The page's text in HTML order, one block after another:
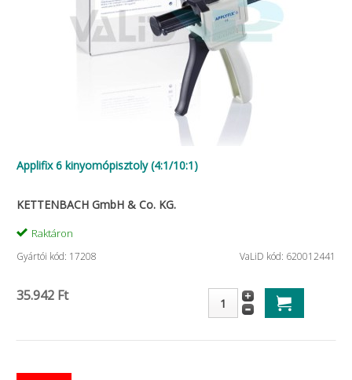
Applifix 6 kinyomópisztoly (4:1/10:1)
KETTENBACH GmbH & Co. KG.
Raktáron
Gyártói kód: 17208 VaLiD kód: 620012441
35.942 Ft